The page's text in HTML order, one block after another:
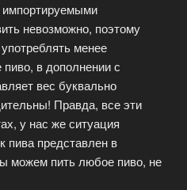
невозможно, поэтому
менее
в дополнении с
вес буквально
Правда, все эти
у нас же ситуация
пива представлен в
можем пить любое пиво, не